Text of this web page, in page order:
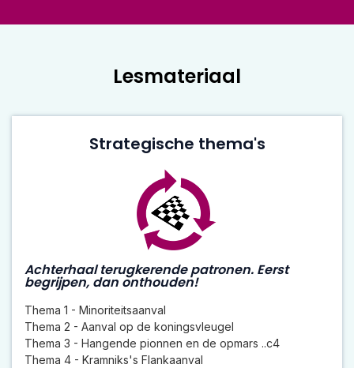
Lesmateriaal
Strategische thema's
Achterhaal terugkerende patronen. Eerst
begrijpen, dan onthouden!
Thema 1 - Minoriteitsaanval
Thema 2 - Aanval op de koningsvleugel
Thema 3 - Hangende pionnen en de opmars ..c4
Thema 4 - Kramniks's Flankaanval